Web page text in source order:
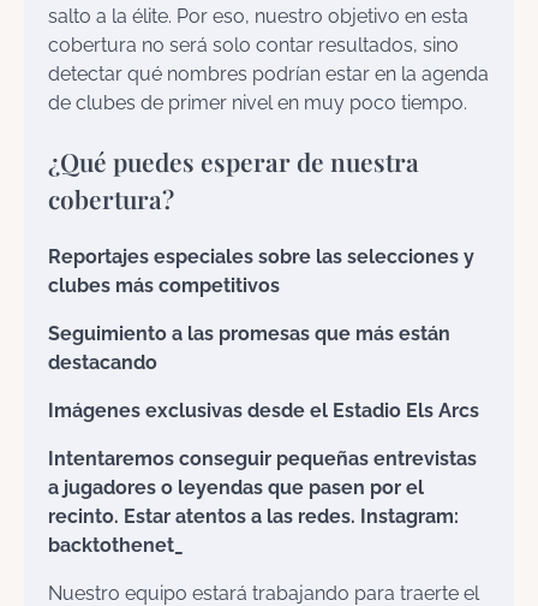
salto a la élite. Por eso, nuestro objetivo en esta
cobertura no será solo contar resultados, sino
detectar qué nombres podrían estar en la agenda
de clubes de primer nivel en muy poco tiempo.
¿Qué puedes esperar de nuestra
cobertura?
Reportajes especiales sobre las selecciones y
clubes más competitivos
Seguimiento a las promesas que más están
destacando
Imágenes exclusivas desde el Estadio Els Arcs
Intentaremos conseguir pequeñas entrevistas
a jugadores o leyendas que pasen por el
recinto. Estar atentos a las redes. Instagram:
backtothenet_
Nuestro equipo estará trabajando para traerte el